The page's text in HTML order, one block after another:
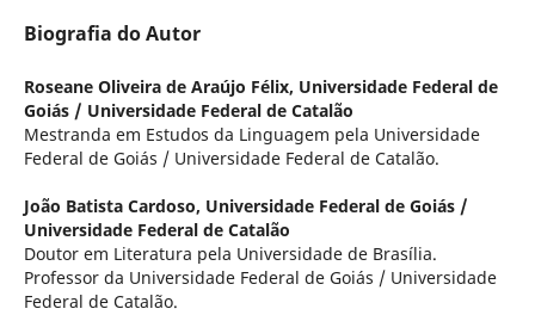
Biografia do Autor
Roseane Oliveira de Araújo Félix, Universidade Federal de
Goiás / Universidade Federal de Catalão
Mestranda em Estudos da Linguagem pela Universidade
Federal de Goiás / Universidade Federal de Catalão.
João Batista Cardoso, Universidade Federal de Goiás /
Universidade Federal de Catalão
Doutor em Literatura pela Universidade de Brasília.
Professor da Universidade Federal de Goiás / Universidade
Federal de Catalão.